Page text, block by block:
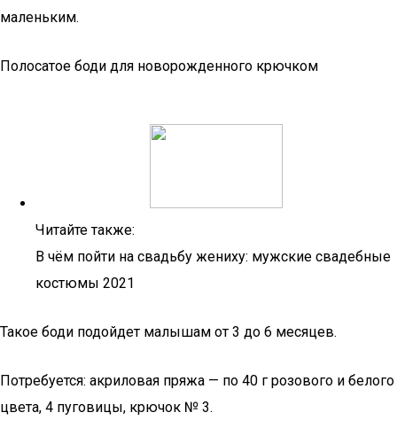
маленьким.
Полосатое боди для новорожденного крючком
Читайте также:
В чём пойти на свадьбу жениху: мужские свадебные
костюмы 2021
Такое боди подойдет малышам от 3 до 6 месяцев.
Потребуется: акриловая пряжа — по 40 г розового и белого
цвета, 4 пуговицы, крючок № 3.